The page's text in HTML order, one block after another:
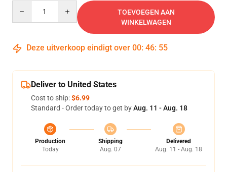
TOEVOEGEN AAN
WINKELWAGEN
Deze uitverkoop eindigt over 00: 46: 54
Deliver to United States
Cost to ship:$6.99
Standard - Order today to get byAug. 11 - Aug. 18
Production
Today
Shipping
Aug. 07
Delivered
Aug. 11 - Aug. 18